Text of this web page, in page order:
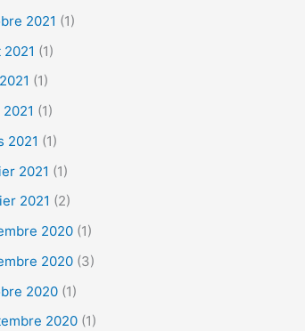
2021 (1)
(1)
(1)
(1)
2021 (1)
2021 (1)
2021 (2)
2020 (1)
2020 (3)
2020 (1)
2020 (1)